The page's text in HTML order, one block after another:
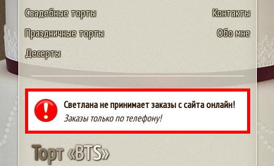
Свадебные торты
Праздничные торты
Десерты
Контакты
Обо мне
Светлана не принимает заказы с сайта онлайн!
Заказы только по телефону!
Торт«BTS»